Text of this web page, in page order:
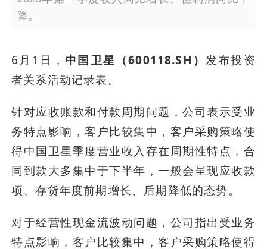
降。
6月1日， 中国卫星（600118.SH）发布投资
者关系活动记录表。
针对应收账款和付款周期问题，公司表示受业
务特点影响，客户比较集中，客户采购策略使
得中国卫星季度营业收入存在周期性特点，合
同到款大多集中于下半年，一般会呈现应收款
项、存货年度前期增长、后期降低的态势。
对于经营性现金流波动问题，公司指出受业务
特点影响，客户比较集中，客户采购策略使得